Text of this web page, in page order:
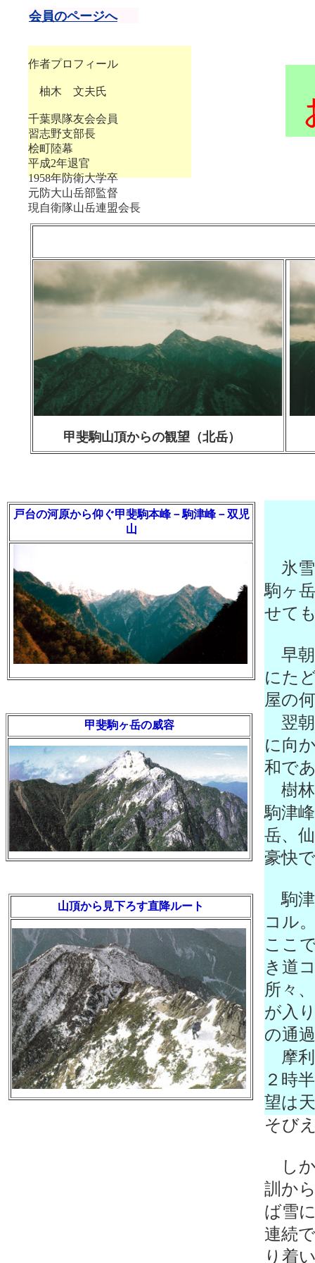
会員のページへ
甲斐駒ヶ岳の威容
作者プロフィール
柚木 文夫氏
千葉県隊友会会員
習志野支部長
桧町陸幕
平成2年退官
1958年防衛大学卒
元防大山岳部監督
現自衛隊山岳連盟会長
戸台の河原から仰ぐ甲斐駒本峰－駒津峰－双児
山
山頂から見下ろす直降ルート
甲斐駒山頂からの観望（北岳）
氷雪
駒ヶ
せて
早朝
にた
屋の
翌朝
に向
和で
樹林
駒津
岳、
豪快
駒津
コル
ここ
き道
所々
が入
の通
摩利
２時
望は
そび
しか
訓か
ば雪
連続
り着